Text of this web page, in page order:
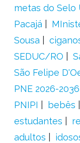
metas do Selo
Pacajá
Sousa
SEDUC/RO
São Felipe
PNE 2026-2036
PNIPI
bebês
estudantes
adultos